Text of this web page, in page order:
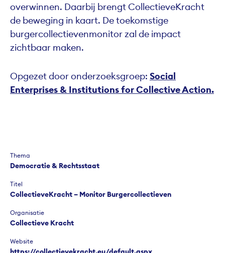
overwinnen. Daarbij brengt CollectieveKracht
de beweging in kaart. De toekomstige
burgercollectievenmonitor zal de impact
zichtbaar maken.
Opgezet door onderzoeksgroep: Social
Enterprises & Institutions for Collective Action.
Thema
Democratie & Rechtsstaat
Titel
Collectieve­Kracht – Monitor Burger­collectieven
Organisatie
Collectieve Kracht
Website